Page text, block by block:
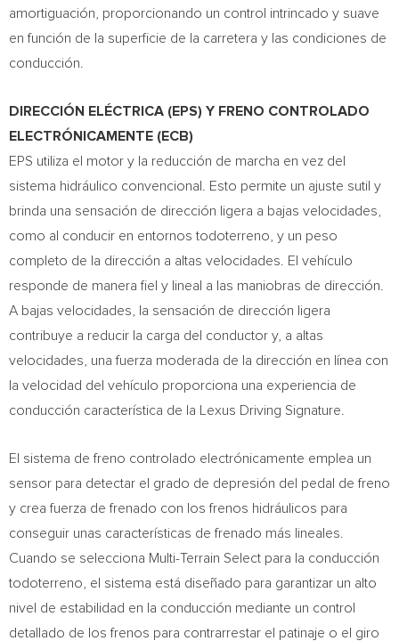
amortiguación, proporcionando un control intrincado y suave
en función de la superficie de la carretera y las condiciones de
conducción.
DIRECCIÓN ELÉCTRICA (EPS) Y FRENO CONTROLADO
ELECTRÓNICAMENTE (ECB)
EPS utiliza el motor y la reducción de marcha en vez del
sistema hidráulico convencional. Esto permite un ajuste sutil y
brinda una sensación de dirección ligera a bajas velocidades,
como al conducir en entornos todoterreno, y un peso
completo de la dirección a altas velocidades. El vehículo
responde de manera fiel y lineal a las maniobras de dirección.
A bajas velocidades, la sensación de dirección ligera
contribuye a reducir la carga del conductor y, a altas
velocidades, una fuerza moderada de la dirección en línea con
la velocidad del vehículo proporciona una experiencia de
conducción característica de la Lexus Driving Signature.
El sistema de freno controlado electrónicamente emplea un
sensor para detectar el grado de depresión del pedal de freno
y crea fuerza de frenado con los frenos hidráulicos para
conseguir unas características de frenado más lineales.
Cuando se selecciona Multi-Terrain Select para la conducción
todoterreno, el sistema está diseñado para garantizar un alto
nivel de estabilidad en la conducción mediante un control
detallado de los frenos para contrarrestar el patinaje o el giro